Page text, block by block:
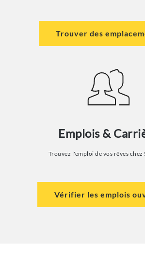
Trouver des
Emplois &
Trouvez l'emploi de vos rêves chez
Vérifier les emplois